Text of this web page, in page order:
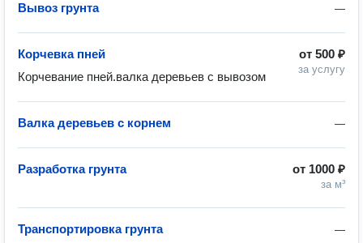
—
Вывоз грунта
от 500 ₽
за услугу
Корчевка пней
Корчевание пней.валка деревьев с вывозом
—
Валка деревьев с корнем
от 1000 ₽
за м³
Разработка грунта
—
Транспортировка грунта